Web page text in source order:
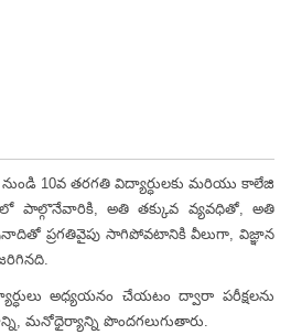
10వ తరగతి విద్యార్ధులకు మరియు కాలేజి
పాల్గొనేవారికి, అతి తక్కువ వ్యవధితో, అతి
ప్రగతివైపు సాగిపోవటానికి వీలుగా, విజ్ఞాన
అధ్యయనం చేయటం ద్వారా పరీక్షలను
మనోధైర్యాన్ని పొందగలుగుతారు.